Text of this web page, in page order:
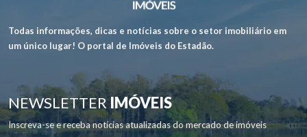
Todas informações, dicas e notícias sobre o setor imobiliário em
um único lugar! O portal de Imóveis do Estadão.
NEWSLETTERIMÓVEIS
Inscreva-se e receba notícias atualizadas do mercado de imóveis